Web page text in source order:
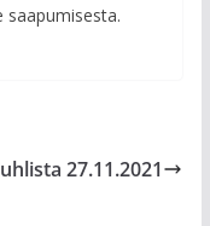
27.11.2021